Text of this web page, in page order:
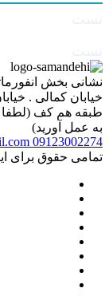
نشانی بخش
طبقه هم کف (لطفا
به عمل آورید)
09123002274
تمامی حقوق برای